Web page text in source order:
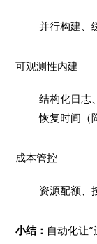
并行构建、
可观测性内建
结构化日志
恢复时间（
成本管控
资源配额、
小结： 自动化让“